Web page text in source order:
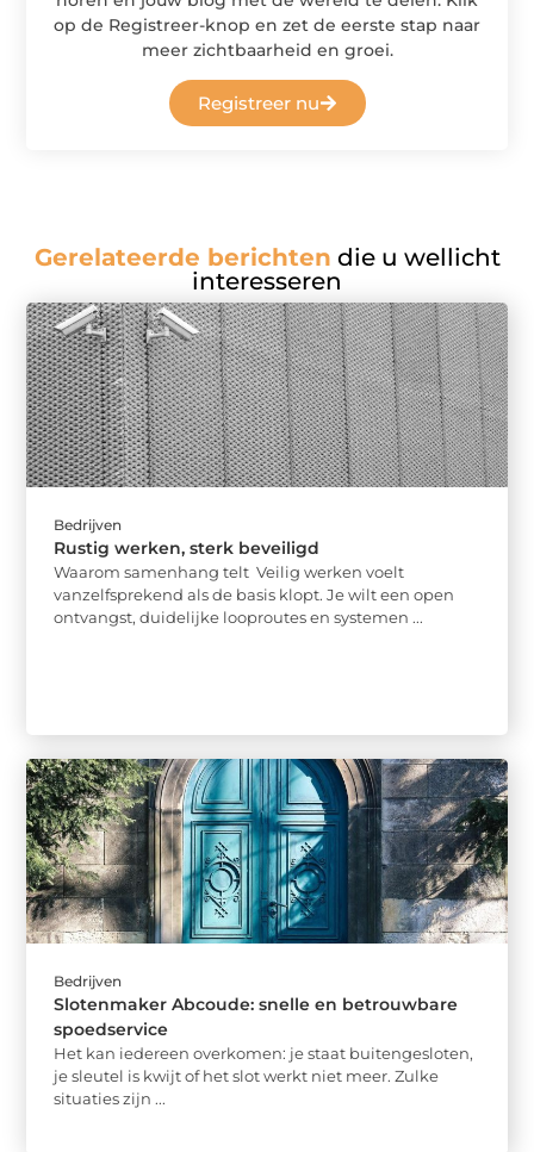
op de Registreer-knop en zet de eerste stap naar
meer zichtbaarheid en groei.
Registreer nu
Gerelateerde berichten die u wellicht
interesseren
Bedrijven
Rustig werken, sterk beveiligd
Waarom samenhang telt Veilig werken voelt
vanzelfsprekend als de basis klopt. Je wilt een open
ontvangst, duidelijke looproutes en systemen ...
Bedrijven
Slotenmaker Abcoude: snelle en betrouwbare
spoedservice
Het kan iedereen overkomen: je staat buitengesloten,
je sleutel is kwijt of het slot werkt niet meer. Zulke
situaties zijn ...